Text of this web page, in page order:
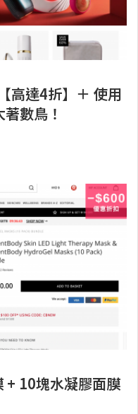
達4折】＋ 使用
數鳥！
10塊水凝膠面膜